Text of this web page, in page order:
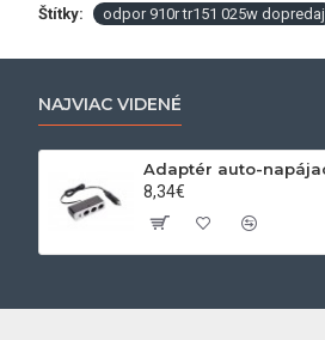
Štítky: odpor 910r tr151 025w dopredaj
NAJVIAC VIDENÉ
8,34€